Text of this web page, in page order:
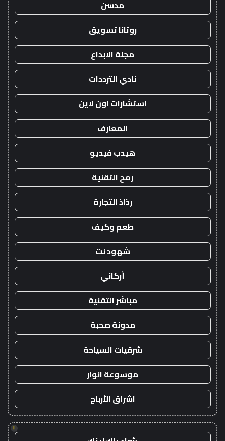
مدسن
روتانا تسويق
مجلة الابداع
نادي الترددات
استشارات اون لاين
المعارف
هيدب فيديو
رمح التقنية
رذاذ التجارة
طعم وكيف
شهود نت
أركاني
مباشر التقنية
مدونة صحبة
شرقيات السياحة
موسوعة انوار
اشراق الأرباح
!